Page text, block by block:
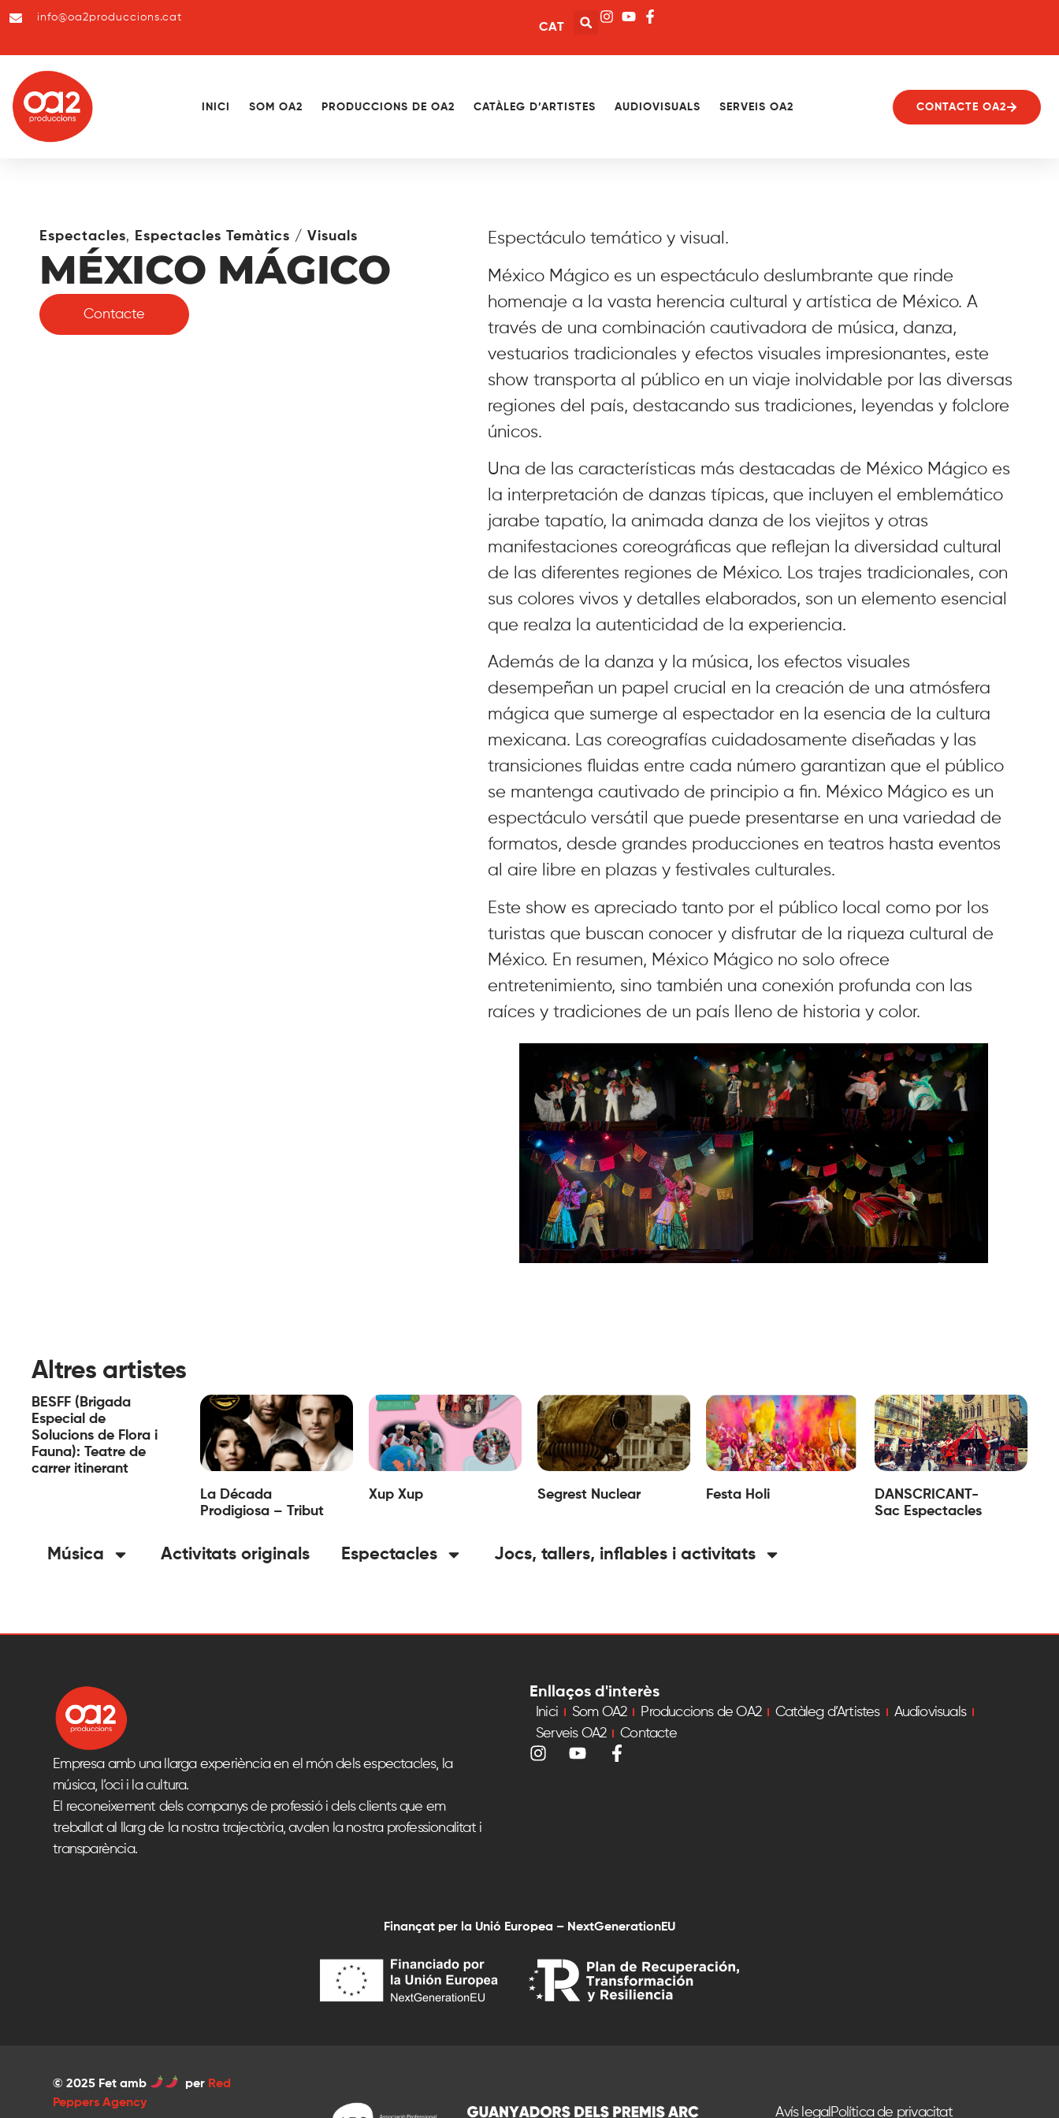
info@oa2produccions.cat
CAT
INICI SOM OA2 PRODUCCIONS DE OA2 CATÀLEG D’ARTISTES AUDIOVISUALS SERVEIS OA2 CONTACTE OA2
Espectacles, Espectacles Temàtics / Visuals
MÉXICO MÁGICO
Contacte
Espectáculo temático y visual.
México Mágico es un espectáculo deslumbrante que rinde
homenaje a la vasta herencia cultural y artística de México. A
través de una combinación cautivadora de música, danza,
vestuarios tradicionales y efectos visuales impresionantes, este
show transporta al público en un viaje inolvidable por las diversas
regiones del país, destacando sus tradiciones, leyendas y folclore
únicos.
Una de las características más destacadas de México Mágico es
la interpretación de danzas típicas, que incluyen el emblemático
jarabe tapatío, la animada danza de los viejitos y otras
manifestaciones coreográficas que reflejan la diversidad cultural
de las diferentes regiones de México. Los trajes tradicionales, con
sus colores vivos y detalles elaborados, son un elemento esencial
que realza la autenticidad de la experiencia.
Además de la danza y la música, los efectos visuales
desempeñan un papel crucial en la creación de una atmósfera
mágica que sumerge al espectador en la esencia de la cultura
mexicana. Las coreografías cuidadosamente diseñadas y las
transiciones fluidas entre cada número garantizan que el público
se mantenga cautivado de principio a fin. México Mágico es un
espectáculo versátil que puede presentarse en una variedad de
formatos, desde grandes producciones en teatros hasta eventos
al aire libre en plazas y festivales culturales.
Este show es apreciado tanto por el público local como por los
turistas que buscan conocer y disfrutar de la riqueza cultural de
México. En resumen, México Mágico no solo ofrece
entretenimiento, sino también una conexión profunda con las
raíces y tradiciones de un país lleno de historia y color.
Altres artistes
BESFF (Brigada
Especial de
Solucions de Flora i
Fauna): Teatre de
carrer itinerant
La Década
Prodigiosa – Tribut
Xup Xup Segrest Nuclear Festa Holi
DANSCRICANT-
Sac Espectacles
Música Activitats originals Espectacles Jocs, tallers, inflables i activitats
Empresa amb una llarga experiència en el món dels espectacles, la
música, l’oci i la cultura.
El reconeixement dels companys de professió i dels clients que em
treballat al llarg de la nostra trajectòria, avalen la nostra professionalitat i
transparència.
Enllaços d'interès
Inici Som OA2 Produccions de OA2 Catàleg d’Artistes
Audiovisuals
Serveis OA2
Contacte
Finançat per la Unió Europea – NextGenerationEU
© 2025 Fet amb per Red
Peppers Agency
Avís legal Política de privacitat